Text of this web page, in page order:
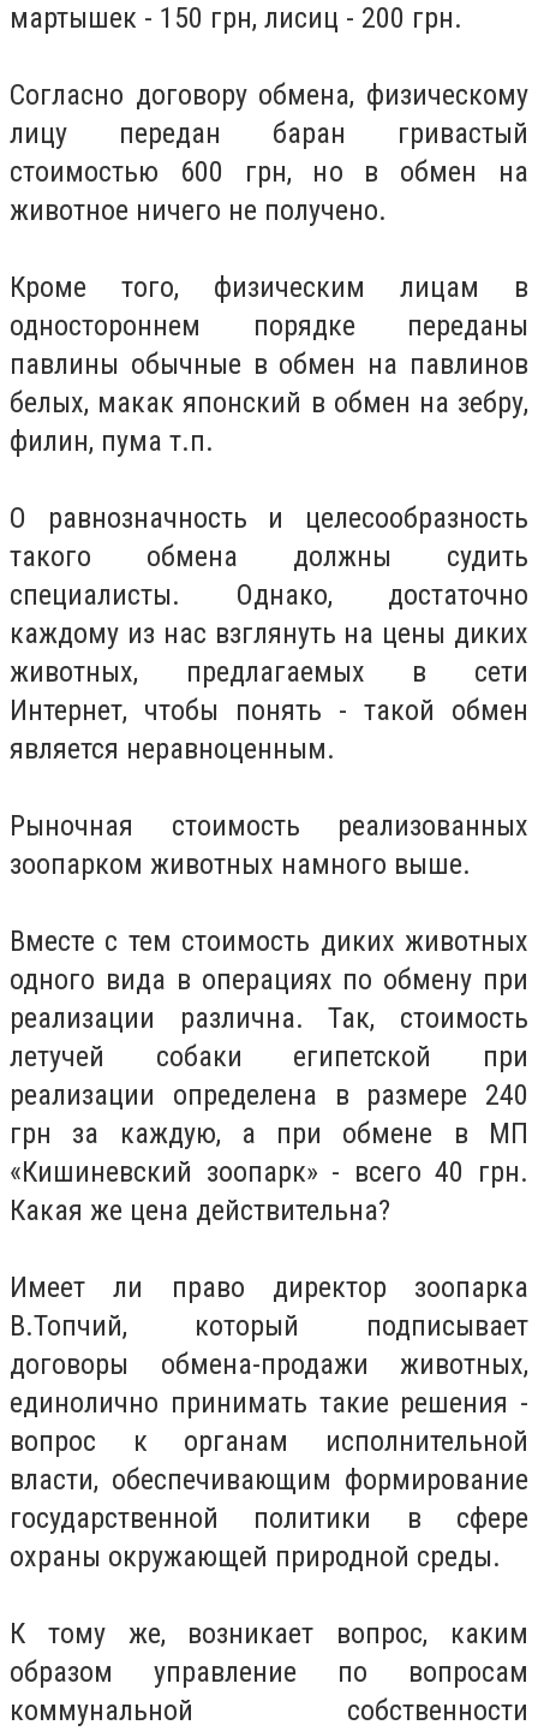
мартышек - 150 грн, лисиц - 200 грн.
Согласно договору обмена, физическому
лицу передан баран гривастый
стоимостью 600 грн, но в обмен на
животное ничего не получено.
Кроме того, физическим лицам в
одностороннем порядке переданы
павлины обычные в обмен на павлинов
белых, макак японский в обмен на зебру,
филин, пума т.п.
О равнозначность и целесообразность
такого обмена должны судить
специалисты. Однако, достаточно
каждому из нас взглянуть на цены диких
животных, предлагаемых в сети
Интернет, чтобы понять - такой обмен
является неравноценным.
Рыночная стоимость реализованных
зоопарком животных намного выше.
Вместе с тем стоимость диких животных
одного вида в операциях по обмену при
реализации различна. Так, стоимость
летучей собаки египетской при
реализации определена в размере 240
грн за каждую, а при обмене в МП
«Кишиневский зоопарк» - всего 40 грн.
Какая же цена действительна?
Имеет ли право директор зоопарка
В.Топчий, который подписывает
договоры обмена-продажи животных,
единолично принимать такие решения -
вопрос к органам исполнительной
власти, обеспечивающим формирование
государственной политики в сфере
охраны окружающей природной среды.
К тому же, возникает вопрос, каким
образом управление по вопросам
коммунальной собственности